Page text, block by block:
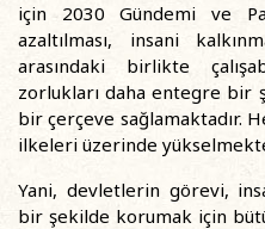
için 2030 Gündemi ve
azaltılması, insani
arasındaki birlikte
zorlukları daha entegre bir
bir çerçeve sağlamaktadır.
ilkeleri üzerinde
Yani, devletlerin görevi,
bir şekilde korumak için